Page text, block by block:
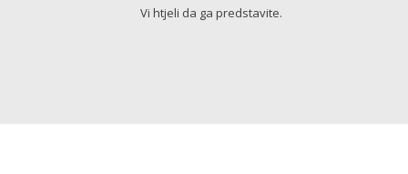
Vi htjeli da ga predstavite.